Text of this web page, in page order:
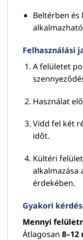
Beltérben
alkalmazható
Felhasználási
A felületet
Használat
Vidd fel két
időt.
Kültéri
alkalmazása
érdekében.
Gyakori
Mennyi
Átlagosan 8–12